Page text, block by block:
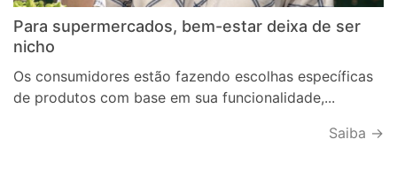
Para supermercados, bem-estar deixa de ser
nicho
Os consumidores estão fazendo escolhas específicas
de produtos com base em sua funcionalidade,...
Saiba →